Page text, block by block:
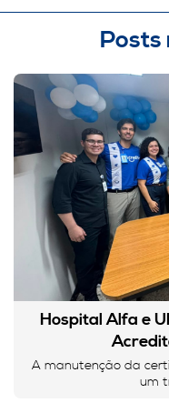
Posts
Hospital Alfa e
A manutenção da
um